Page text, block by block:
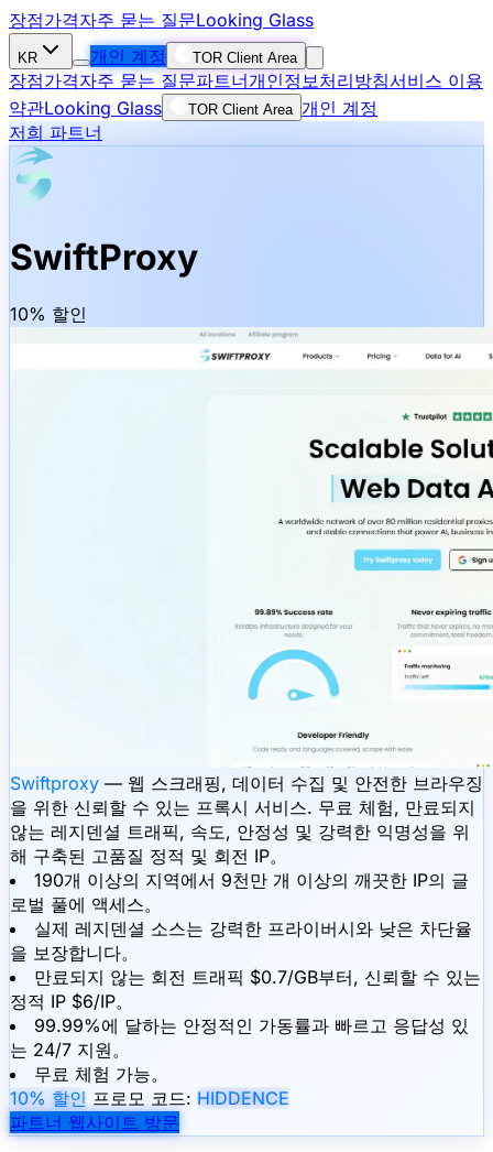
장점가격자주 묻는 질문Looking Glass
KR 개인 계정 TOR Client Area
장점가격자주 묻는 질문파트너개인정보처리방침서비스 이용
약관Looking Glass TOR Client Area 개인 계정
저희 파트너
SwiftProxy
10% 할인
Swiftproxy — 웹 스크래핑, 데이터 수집 및 안전한 브라우징
을 위한 신뢰할 수 있는 프록시 서비스. 무료 체험, 만료되지
않는 레지덴셜 트래픽, 속도, 안정성 및 강력한 익명성을 위
해 구축된 고품질 정적 및 회전 IP。
190개 이상의 지역에서 9천만 개 이상의 깨끗한 IP의 글
로벌 풀에 액세스。
실제 레지덴셜 소스는 강력한 프라이버시와 낮은 차단율
을 보장합니다。
만료되지 않는 회전 트래픽 $0.7/GB부터, 신뢰할 수 있는
정적 IP $6/IP。
99.99%에 달하는 안정적인 가동률과 빠르고 응답성 있
는 24/7 지원。
무료 체험 가능。
10% 할인 프로모 코드: HIDDENCE
파트너 웹사이트 방문